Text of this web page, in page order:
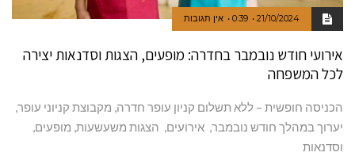
21/10/2024
0:39 אין תגובות
אירועי חודש נובמבר בחדרה: מופעים, הצגות וסדנאות יצירה
לכל המשפחה
הכניסה חופשית – ללא תשלום קניון עופר חדרה, מקבוצת קניוני עופר,
יערוך במהלך חודש נובמבר, אירועים, הצגות משעשעות, מופעים,
וסדנאות